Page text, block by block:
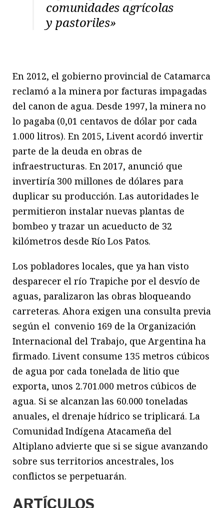
comunidades agrícolas
y pastoriles»
En 2012, el gobierno provincial de Catamarca
reclamó a la minera por facturas impagadas
del canon de agua. Desde 1997, la minera no
lo pagaba (0,01 centavos de dólar por cada
1.000 litros). En 2015, Livent acordó invertir
parte de la deuda en obras de
infraestructuras. En 2017, anunció que
invertiría 300 millones de dólares para
duplicar su producción. Las autoridades le
permitieron instalar nuevas plantas de
bombeo y trazar un acueducto de 32
kilómetros desde Río Los Patos.
Los pobladores locales, que ya han visto
desparecer el río Trapiche por el desvío de
aguas, paralizaron las obras bloqueando
carreteras. Ahora exigen una consulta previa
según el convenio 169 de la Organización
Internacional del Trabajo, que Argentina ha
firmado. Livent consume 135 metros cúbicos
de agua por cada tonelada de litio que
exporta, unos 2.701.000 metros cúbicos de
agua. Si se alcanzan las 60.000 toneladas
anuales, el drenaje hídrico se triplicará. La
Comunidad Indígena Atacameña del
Altiplano advierte que si se sigue avanzando
sobre sus territorios ancestrales, los
conflictos se perpetuarán.
ARTÍCULOS